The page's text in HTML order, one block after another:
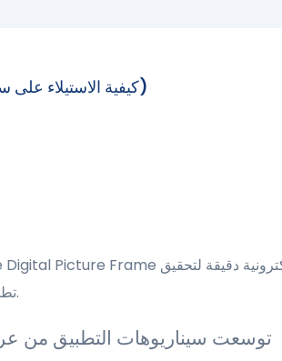
تحت موجة Smart Home ، كيفية الاستيلاء على سوق عرض إطار الصورة الرقمية؟ (2)
تطبيقات وظيفية في مجالات مختلفة ، كما أن حصتها في الأسرة تتزايد تدريجياً.
توسعت سيناريوهات التطبيق من